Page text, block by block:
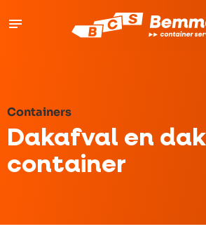
Containers
Dakafval en
container